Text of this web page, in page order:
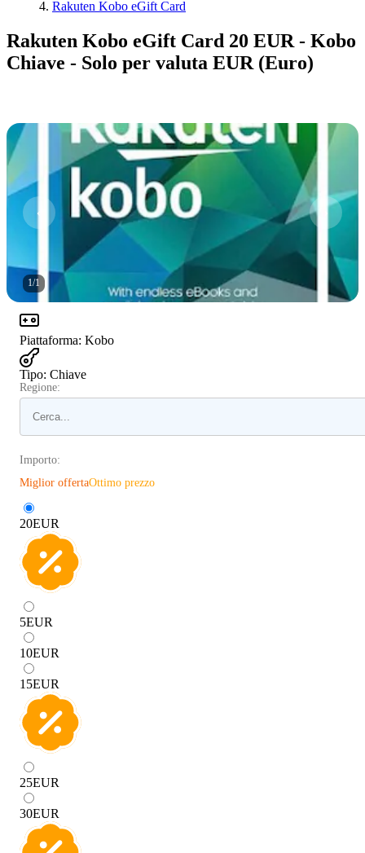
Rakuten Kobo eGift Card
Rakuten Kobo eGift Card 20 EUR - Kobo
Chiave - Solo per valuta EUR (Euro)
1/1
Piattaforma: Kobo
Tipo: Chiave
Regione:
Importo:
Miglior offertaOttimo prezzo
20EUR
5EUR
10EUR
15EUR
25EUR
30EUR